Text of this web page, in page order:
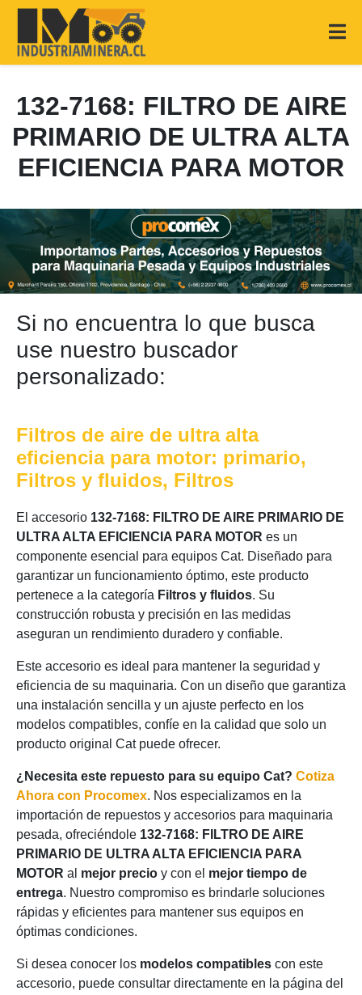
132-7168: FILTRO DE AIRE
PRIMARIO DE ULTRA ALTA
EFICIENCIA PARA MOTOR
Si no encuentra lo que busca
use nuestro buscador
personalizado:
Filtros de aire de ultra alta
eficiencia para motor: primario,
Filtros y fluidos, Filtros
El accesorio 132-7168: FILTRO DE AIRE PRIMARIO DE
ULTRA ALTA EFICIENCIA PARA MOTOR es un
componente esencial para equipos Cat. Diseñado para
garantizar un funcionamiento óptimo, este producto
pertenece a la categoría Filtros y fluidos. Su
construcción robusta y precisión en las medidas
aseguran un rendimiento duradero y confiable.
Este accesorio es ideal para mantener la seguridad y
eficiencia de su maquinaria. Con un diseño que garantiza
una instalación sencilla y un ajuste perfecto en los
modelos compatibles, confíe en la calidad que solo un
producto original Cat puede ofrecer.
¿Necesita este repuesto para su equipo Cat? Cotiza
Ahora con Procomex. Nos especializamos en la
importación de repuestos y accesorios para maquinaria
pesada, ofreciéndole 132-7168: FILTRO DE AIRE
PRIMARIO DE ULTRA ALTA EFICIENCIA PARA
MOTOR al mejor precio y con el mejor tiempo de
entrega. Nuestro compromiso es brindarle soluciones
rápidas y eficientes para mantener sus equipos en
óptimas condiciones.
Si desea conocer los modelos compatibles con este
accesorio, puede consultar directamente en la página del